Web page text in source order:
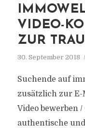
VIDEO-
ZUR
30. September 2018
Suchende auf
zusätzlich zur
Video bewerben
authentische